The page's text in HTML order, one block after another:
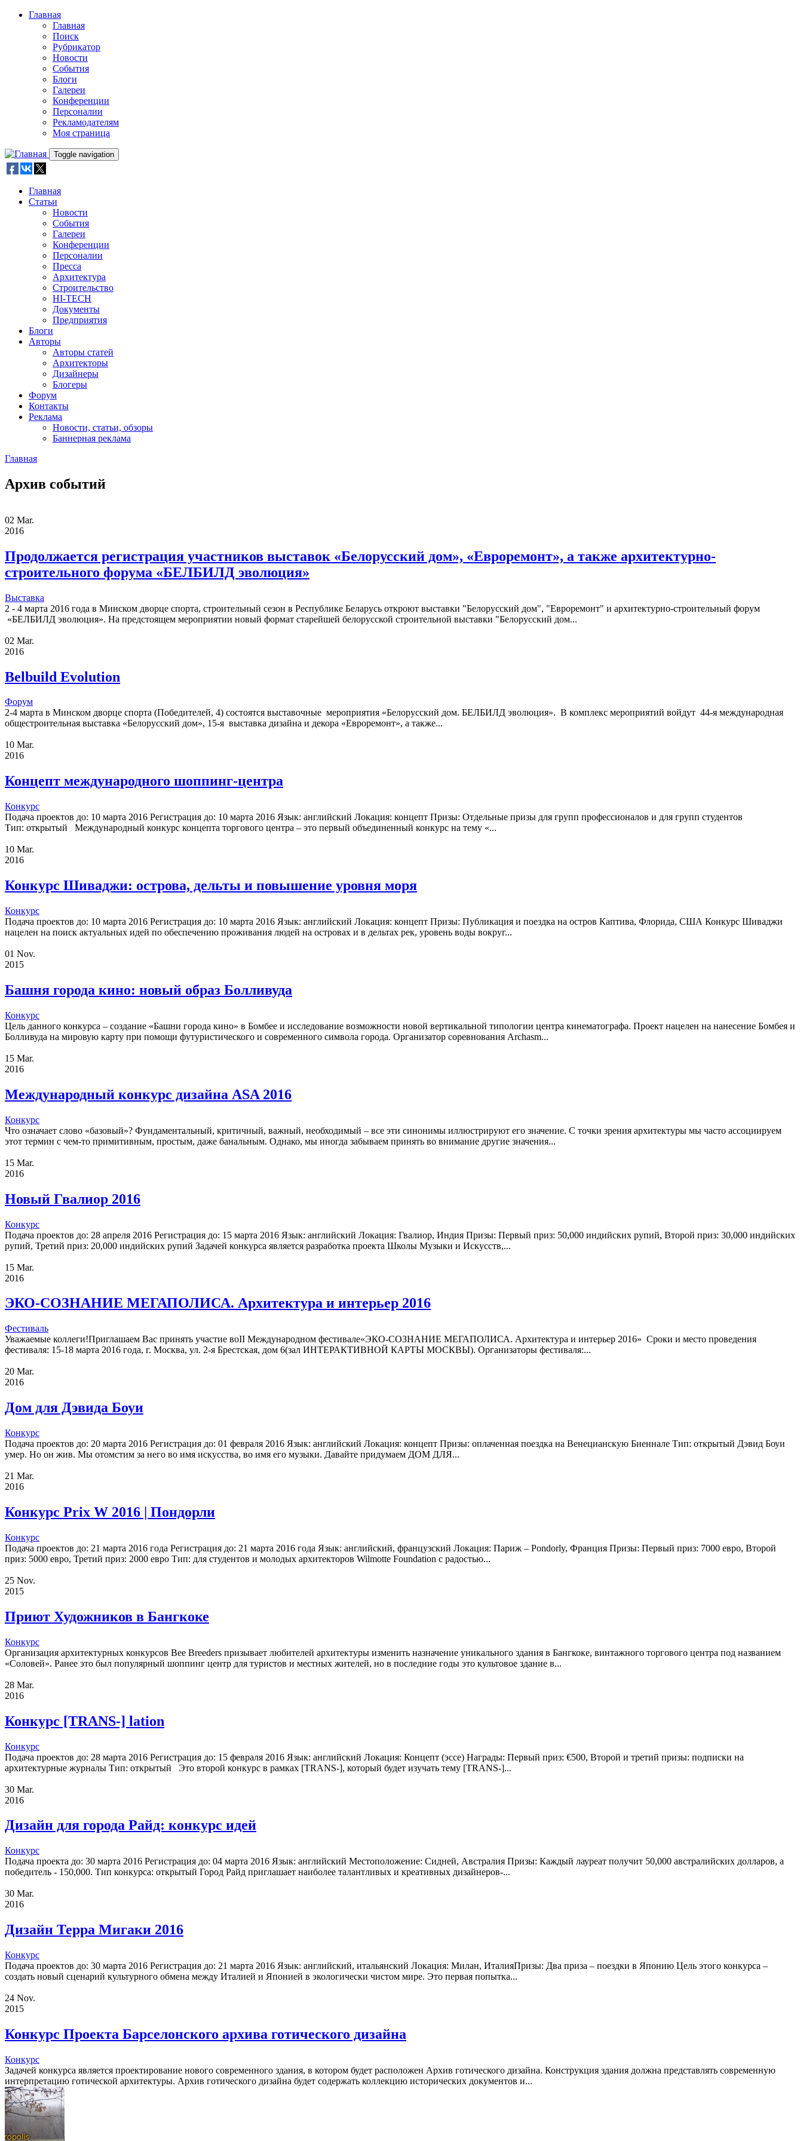
Skip to main content
Главная
Главная
Поиск
Рубрикатор
Новости
События
Блоги
Галереи
Конференции
Персоналии
Рекламодателям
Моя страница
Toggle navigation
Главная
Статьи
Новости
События
Галереи
Конференции
Персоналии
Пресса
Архитектура
Строительство
HI-TECH
Документы
Предприятия
Блоги
Авторы
Авторы статей
Архитекторы
Дизайнеры
Блогеры
Форум
Контакты
Реклама
Новости, статьи, обзоры
Баннерная реклама
Главная
Архив событий
02 Mar.
2016
Продолжается регистрация участников выставок «Белорусский дом», «Евроремонт», а также архитектурно-
строительного форума «БЕЛБИЛД эволюция»
Выставка
2 - 4 марта 2016 года в Минском дворце спорта, строительный сезон в Республике Беларусь откроют выставки "Белорусский дом", "Евроремонт" и архитектурно-строительный форум
«БЕЛБИЛД эволюция». На предстоящем мероприятии новый формат старейшей белорусской строительной выставки "Белорусский дом...
02 Mar.
2016
Belbuild Evolution
Форум
2-4 марта в Минском дворце спорта (Победителей, 4) состоятся выставочные мероприятия «Белорусский дом. БЕЛБИЛД эволюция». В комплекс мероприятий войдут 44-я международная
общестроительная выставка «Белорусский дом», 15-я выставка дизайна и декора «Евроремонт», а также...
10 Mar.
2016
Концепт международного шоппинг-центра
Конкурс
Подача проектов до: 10 марта 2016 Регистрация до: 10 марта 2016 Язык: английский Локация: концепт Призы: Отдельные призы для групп профессионалов и для групп студентов
Тип: открытый Международный конкурс концепта торгового центра – это первый объединенный конкурс на тему «...
10 Mar.
2016
Конкурс Шиваджи: острова, дельты и повышение уровня моря
Конкурс
Подача проектов до: 10 марта 2016 Регистрация до: 10 марта 2016 Язык: английский Локация: концепт Призы: Публикация и поездка на остров Каптива, Флорида, США Конкурс Шиваджи
нацелен на поиск актуальных идей по обеспечению проживания людей на островах и в дельтах рек, уровень воды вокруг...
01 Nov.
2015
Башня города кино: новый образ Болливуда
Конкурс
Цель данного конкурса – создание «Башни города кино» в Бомбее и исследование возможности новой вертикальной типологии центра кинематографа. Проект нацелен на нанесение Бомбея и
Болливуда на мировую карту при помощи футуристического и современного символа города. Организатор соревнования Archasm...
15 Mar.
2016
Международный конкурс дизайна ASA 2016
Конкурс
Что означает слово «базовый»? Фундаментальный, критичный, важный, необходимый – все эти синонимы иллюстрируют его значение. С точки зрения архитектуры мы часто ассоциируем
этот термин с чем-то примитивным, простым, даже банальным. Однако, мы иногда забываем принять во внимание другие значения...
15 Mar.
2016
Новый Гвалиор 2016
Конкурс
Подача проектов до: 28 апреля 2016 Регистрация до: 15 марта 2016 Язык: английский Локация: Гвалиор, Индия Призы: Первый приз: 50,000 индийских рупий, Второй приз: 30,000 индийских
рупий, Третий приз: 20,000 индийских рупий Задачей конкурса является разработка проекта Школы Музыки и Искусств,...
15 Mar.
2016
ЭКО-СОЗНАНИЕ МЕГАПОЛИСА. Архитектура и интерьер 2016
Фестиваль
Уважаемые коллеги!Приглашаем Вас принять участие воII Международном фестивале«ЭКО-СОЗНАНИЕ МЕГАПОЛИСА. Архитектура и интерьер 2016» Сроки и место проведения
фестиваля: 15-18 марта 2016 года, г. Москва, ул. 2-я Брестская, дом 6(зал ИНТЕРАКТИВНОЙ КАРТЫ МОСКВЫ). Организаторы фестиваля:...
20 Mar.
2016
Дом для Дэвида Боуи
Конкурс
Подача проектов до: 20 марта 2016 Регистрация до: 01 февраля 2016 Язык: английский Локация: концепт Призы: оплаченная поездка на Венецианскую Биеннале Тип: открытый Дэвид Боуи
умер. Но он жив. Мы отомстим за него во имя искусства, во имя его музыки. Давайте придумаем ДОМ ДЛЯ...
21 Mar.
2016
Конкурс Prix W 2016 | Пондорли
Конкурс
Подача проектов до: 21 марта 2016 года Регистрация до: 21 марта 2016 года Язык: английский, французский Локация: Париж – Pondorly, Франция Призы: Первый приз: 7000 евро, Второй
приз: 5000 евро, Третий приз: 2000 евро Тип: для студентов и молодых архитекторов Wilmotte Foundation с радостью...
25 Nov.
2015
Приют Художников в Бангкоке
Конкурс
Организация архитектурных конкурсов Bee Breeders призывает любителей архитектуры изменить назначение уникального здания в Бангкоке, винтажного торгового центра под названием
«Соловей». Ранее это был популярный шоппинг центр для туристов и местных жителей, но в последние годы это культовое здание в...
28 Mar.
2016
Конкурс [TRANS-] lation
Конкурс
Подача проектов до: 28 марта 2016 Регистрация до: 15 февраля 2016 Язык: английский Локация: Концепт (эссе) Награды: Первый приз: €500, Второй и третий призы: подписки на
архитектурные журналы Тип: открытый Это второй конкурс в рамках [TRANS-], который будет изучать тему [TRANS-]...
30 Mar.
2016
Дизайн для города Райд: конкурс идей
Конкурс
Подача проекта до: 30 марта 2016 Регистрация до: 04 марта 2016 Язык: английский Местоположение: Сидней, Австралия Призы: Каждый лауреат получит 50,000 австралийских долларов, а
победитель - 150,000. Тип конкурса: открытый Город Райд приглашает наиболее талантливых и креативных дизайнеров-...
30 Mar.
2016
Дизайн Терра Мигаки 2016
Конкурс
Подача проектов до: 30 марта 2016 Регистрация до: 21 марта 2016 Язык: английский, итальянский Локация: Милан, ИталияПризы: Два приза – поездки в Японию Цель этого конкурса –
создать новый сценарий культурного обмена между Италией и Японией в экологически чистом мире. Это первая попытка...
24 Nov.
2015
Конкурс Проекта Барселонского архива готического дизайна
Конкурс
Задачей конкурса является проектирование нового современного здания, в котором будет расположен Архив готического дизайна. Конструкция здания должна представлять современную
интерпретацию готической архитектуры. Архив готического дизайна будет содержать коллекцию исторических документов и...